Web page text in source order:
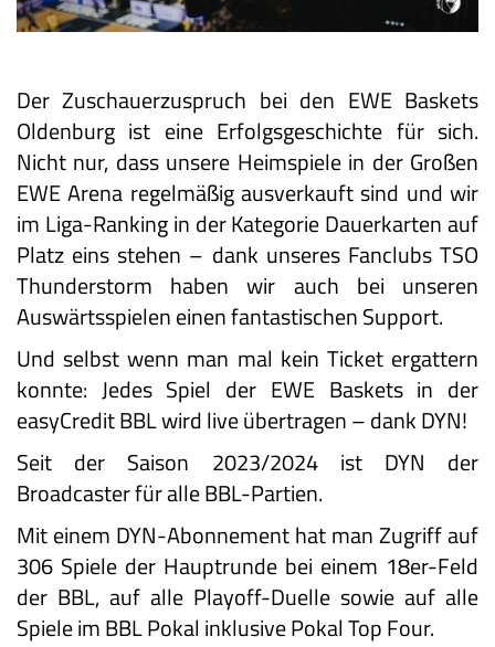
Der Zuschauerzuspruch bei den EWE Baskets
Oldenburg ist eine Erfolgsgeschichte für sich.
Nicht nur, dass unsere Heimspiele in der Großen
EWE Arena regelmäßig ausverkauft sind und wir
im Liga-Ranking in der Kategorie Dauerkarten auf
Platz eins stehen – dank unseres Fanclubs TSO
Thunderstorm haben wir auch bei unseren
Auswärtsspielen einen fantastischen Support.
Und selbst wenn man mal kein Ticket ergattern
konnte: Jedes Spiel der EWE Baskets in der
easyCredit BBL wird live übertragen – dank DYN!
Seit der Saison 2023/2024 ist DYN der
Broadcaster für alle BBL-Partien.
Mit einem DYN-Abonnement hat man Zugriff auf
306 Spiele der Hauptrunde bei einem 18er-Feld
der BBL, auf alle Playoff-Duelle sowie auf alle
Spiele im BBL Pokal inklusive Pokal Top Four.